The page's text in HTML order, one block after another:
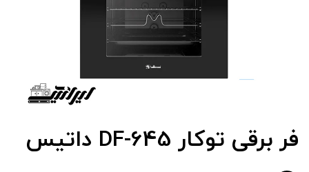
فر برقی توکار DF-645 داتیس